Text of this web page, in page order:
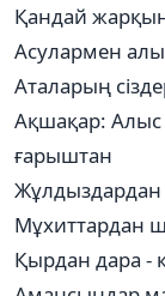
Қандай
Асулармен
Аталарың
Ақшақар: Алыс
ғарыштан
Жұлдыздардан
Мұхиттардан
Қырдан дара -